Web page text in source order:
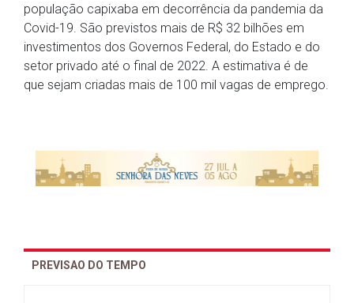
população capixaba em decorrência da pandemia da
Covid-19. São previstos mais de R$ 32 bilhões em
investimentos dos Governos Federal, do Estado e do
setor privado até o final de 2022. A estimativa é de
que sejam criadas mais de 100 mil vagas de emprego.
PREVISAO DO TEMPO